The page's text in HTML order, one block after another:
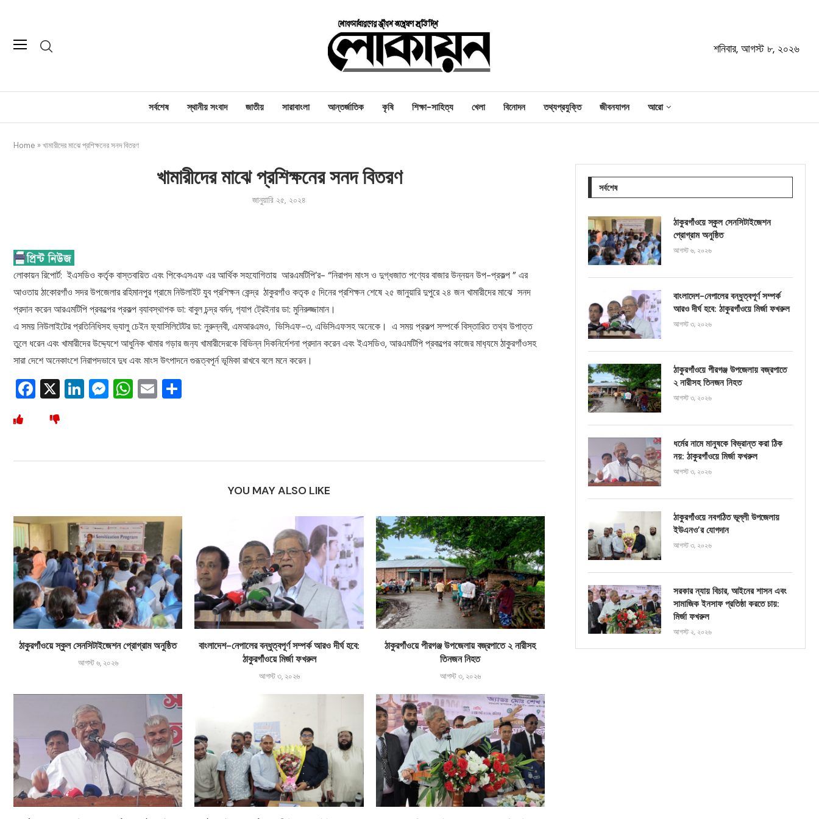
শনিবার, আগস্ট ৮, ২০২৬
সর্বশেষ স্থানীয় সংবাদ জাতীয় সারাবাংলা আন্তর্জাতিক কৃষি শিক্ষা-সাহিত্য খেলা বিনোদন তথ্যপ্রযুক্তি জীবনযাপন আরো
Home » খামারীদের মাঝে প্রশিক্ষনের সনদ বিতরণ
খামারীদের মাঝে প্রশিক্ষনের সনদ বিতরণ
জানুয়ারি ২৫, ২০২৪
লোকায়ন রিপোর্ট: ইএসডিও কর্তৃক বাস্তবায়িত এবং পিকেএসএফ এর আর্থিক সহযোগিতায় আরএমটিপি’র- “নিরাপদ মাংস ও দুগ্ধজাত পণ্যের বাজার উন্নয়ন উপ-প্রকল্প ” এর
আওতায় ঠাকোরগাঁও সদর উপজেলার রহিমানপুর গ্রামে নিউলাইট যুব প্রশিক্ষন কেন্দ্র ঠাকুরগাঁও কতৃক ৫ দিনের প্রশিক্ষন শেষে ২৫ জানুয়ারি দুপুরে ২৪ জন খামারীদের মাঝে সনদ
প্রদান করেন আরএমটিপি প্রকল্পের প্রকল্প ব‍্যাবস্থাপক ডা: বাবুল চন্দ্র বর্মন, গ‍্যাপ ট্রেইনার ডা: মুনিরুজ্জামান।
এ সময় নিউলাইটের প্রতিনিধিসহ ভ‍্যালু চেইন ফ‍্যাসিলিটেটর ডা: নুরুন্নবী, এমআরএমও, ভিসিএফ-৩, এভিসিএফসহ অনেকে। এ সময় প্রকল্প সম্পর্কে বিস্তারিত তথ‍্য উপাত্ত
তুলে ধরেন এবং খামারীদের উদ্দ‍্যেশে আধুনিক খামার গড়ার জন‍্য খামারীদেরকে বিভিন্ন দিকনির্দেশনা প্রদান করেন এবং ইএসডিও, আরএমটিপি প্রকল্পের কাজের মাধ‍্যমে ঠাকুরগাঁওসহ
সারা দেশে অনেকাংশে নিরাপদভাবে দুধ এবং মাংস উৎপাদনে গুরূত্বপূর্ন ভূমিকা রাখবে বলে মনে করেন।
Facebook
X LinkedIn
Messenger
WhatsApp
Email
YOU MAY ALSO LIKE
ঠাকুরগাঁওয়ে স্কুল সেনসিটাইজেশন প্রোগ্রাম অনুষ্ঠিত
আগস্ট ৬, ২০২৬
বাংলাদেশ-নেপালের বন্ধুত্বপূর্ণ সম্পর্ক আরও দীর্ঘ হবে:
ঠাকুরগাঁওয়ে মির্জা ফখরুল
আগস্ট ৩, ২০২৬
ঠাকুরগাঁওয়ে পীরগঞ্জ উপজেলায় বজ্রপাতে ২ নারীসহ
তিনজন নিহত
আগস্ট ৩, ২০২৬
সর্বশেষ
ঠাকুরগাঁওয়ে স্কুল সেনসিটাইজেশন
প্রোগ্রাম অনুষ্ঠিত
আগস্ট ৬, ২০২৬
বাংলাদেশ-নেপালের বন্ধুত্বপূর্ণ সম্পর্ক
আরও দীর্ঘ হবে: ঠাকুরগাঁওয়ে মির্জা ফখরুল
আগস্ট ৩, ২০২৬
ঠাকুরগাঁওয়ে পীরগঞ্জ উপজেলায় বজ্রপাতে
২ নারীসহ তিনজন নিহত
আগস্ট ৩, ২০২৬
ধর্মের নামে মানুষকে বিভ্রান্ত করা ঠিক
নয়: ঠাকুরগাঁওয়ে মির্জা ফখরুল
আগস্ট ৩, ২০২৬
ঠাকুরগাঁওয়ে নবগঠিত ভূল্লী উপজেলায়
ইউএনও’র যোগদান
আগস্ট ৩, ২০২৬
সরকার ন্যায় বিচার, আইনের শাসন এবং
সামাজিক ইনসাফ প্রতিষ্ঠা করতে চায়:
মির্জা ফখরুল
আগস্ট ২, ২০২৬